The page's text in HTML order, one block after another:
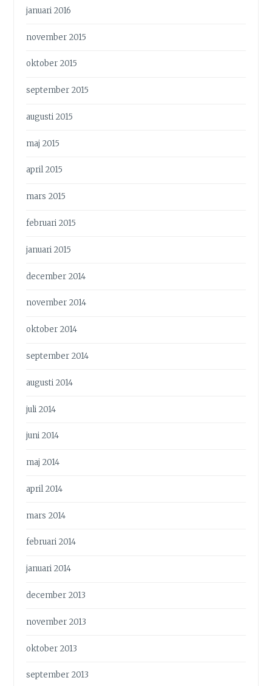
januari 2016
november 2015
oktober 2015
september 2015
augusti 2015
maj 2015
april 2015
mars 2015
februari 2015
januari 2015
december 2014
november 2014
oktober 2014
september 2014
augusti 2014
juli 2014
juni 2014
maj 2014
april 2014
mars 2014
februari 2014
januari 2014
december 2013
november 2013
oktober 2013
september 2013